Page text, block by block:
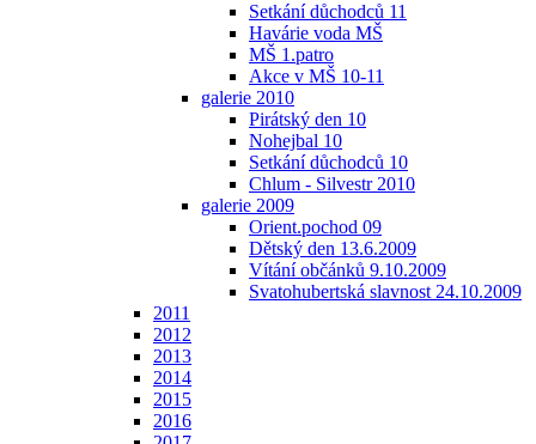
Setkání důchodců 11
Havárie voda MŠ
MŠ 1.patro
Akce v MŠ 10-11
galerie 2010
Pirátský den 10
Nohejbal 10
Setkání důchodců 10
Chlum - Silvestr 2010
galerie 2009
Orient.pochod 09
Dětský den 13.6.2009
Vítání občánků 9.10.2009
Svatohubertská slavnost 24.10.2009
2011
2012
2013
2014
2015
2016